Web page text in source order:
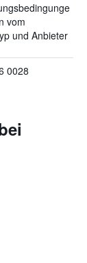
vom
und Anbieter
0028